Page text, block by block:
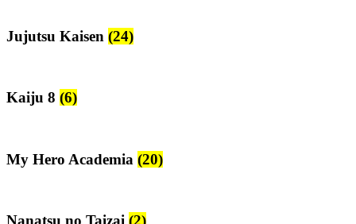
Jujutsu Kaisen (24)
Kaiju 8 (6)
My Hero Academia (20)
Nanatsu no Taizai (2)